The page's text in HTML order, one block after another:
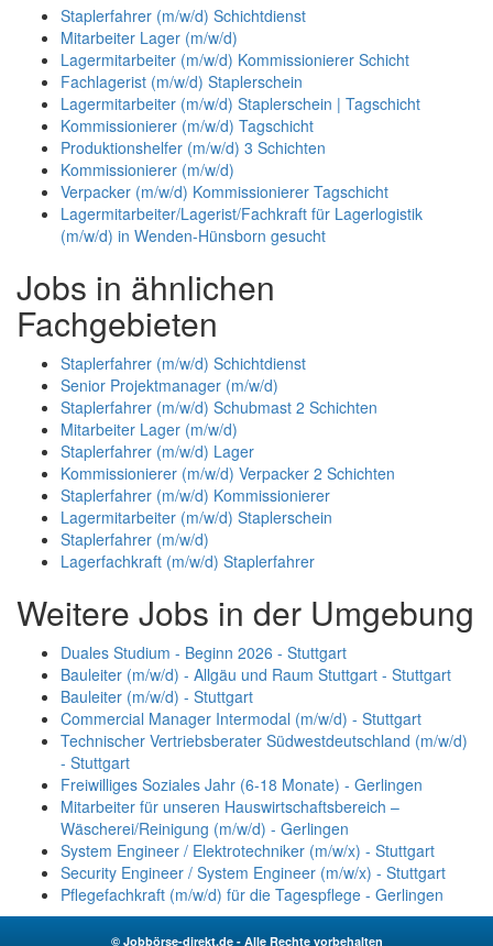
Staplerfahrer (m/w/d) Schichtdienst
Mitarbeiter Lager (m/w/d)
Lagermitarbeiter (m/w/d) Kommissionierer Schicht
Fachlagerist (m/w/d) Staplerschein
Lagermitarbeiter (m/w/d) Staplerschein | Tagschicht
Kommissionierer (m/w/d) Tagschicht
Produktionshelfer (m/w/d) 3 Schichten
Kommissionierer (m/w/d)
Verpacker (m/w/d) Kommissionierer Tagschicht
Lagermitarbeiter/Lagerist/Fachkraft für Lagerlogistik
(m/w/d) in Wenden-Hünsborn gesucht
Jobs in ähnlichen
Fachgebieten
Staplerfahrer (m/w/d) Schichtdienst
Senior Projektmanager (m/w/d)
Staplerfahrer (m/w/d) Schubmast 2 Schichten
Mitarbeiter Lager (m/w/d)
Staplerfahrer (m/w/d) Lager
Kommissionierer (m/w/d) Verpacker 2 Schichten
Staplerfahrer (m/w/d) Kommissionierer
Lagermitarbeiter (m/w/d) Staplerschein
Staplerfahrer (m/w/d)
Lagerfachkraft (m/w/d) Staplerfahrer
Weitere Jobs in der Umgebung
Duales Studium - Beginn 2026 - Stuttgart
Bauleiter (m/w/d) - Allgäu und Raum Stuttgart - Stuttgart
Bauleiter (m/w/d) - Stuttgart
Commercial Manager Intermodal (m/w/d) - Stuttgart
Technischer Vertriebsberater Südwestdeutschland (m/w/d)
- Stuttgart
Freiwilliges Soziales Jahr (6-18 Monate) - Gerlingen
Mitarbeiter für unseren Hauswirtschaftsbereich –
Wäscherei/Reinigung (m/w/d) - Gerlingen
System Engineer / Elektrotechniker (m/w/x) - Stuttgart
Security Engineer / System Engineer (m/w/x) - Stuttgart
Pflegefachkraft (m/w/d) für die Tagespflege - Gerlingen
© Jobbörse-direkt.de - Alle Rechte vorbehalten